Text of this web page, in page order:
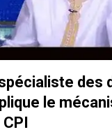
des
le